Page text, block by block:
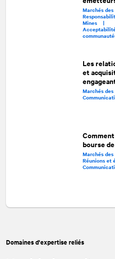
Marchés
Mines |
Les
et
Marchés
bourse
Marchés
Réunions
Domaines d'expertise reliés